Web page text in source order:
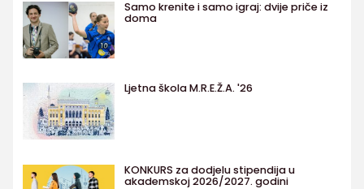
Samo krenite i samo igraj: dvije priče iz
doma
Ljetna škola M.R.E.Ž.A. '26
KONKURS za dodjelu stipendija u
akademskoj 2026/2027. godini